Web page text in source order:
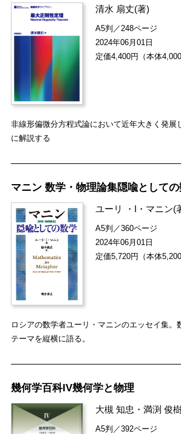
清水 扇丈(著)
A5判／248ページ
2024年06月01日
定価4,400円（本体4,000
非線形偏微分方程式論において近年大きく発展
に解説する
マニン 数学・物理論集隠喩として
ユーリ ・I・マニン(
A5判／360ページ
2024年06月01日
定価5,720円（本体5,200
ロシアの数学者ユーリ・マニンのエッセイ集。
テーマを縦横に語る。
幾何学百科IV幾何学と物理
大槻 知忠 ・満渕 俊
A5判／392ページ